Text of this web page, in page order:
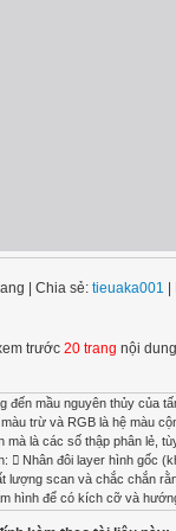
Chia sẻ: tieuaka001
trước 20 trang nội
scan và chắc chắn rằng độ phân giải thích hợp với cách mà bạn sẽ dùng tấm hình.  Chỉnh sửa những vết xước trong quá trình scan những tấm hình bị hư hại.  Cắt một tấm hình để có kích cỡ và hướng thích hợp.  Điều chỉnh độ tương phả và tông màu của bức ảnh.  Loại bỏ những màu không cần thiết.  Điều chỉnh màu và tông màu của một vùng nhất định trong tấm hình để tạo độ bóng, Midtones, Shadow và Desaturate.  Làm rõ toàn bố cục của bức tranh 5. Những điều cần lưu ý khi sử dụng bộ lọc ảnh:  Các filter sẽ áp dụng cho layer đang được chọn và đang hiển thị.  Bộ lọc bạn chọn cuối cùng sẽ xuất hiện trên đỉnh trong các mục của menu filter và có thể sử dụng phím Ctrl+F để lặp lại một hiệu ứng vừa Thực hiện. 74  Các bộ lọc không áp dụng được cho ảnh bitmap-mode, indexed – color hoặc các ảnh có kênh 16 bit.  Một vài bộ lọc chỉ làm việc trên các ảnh ở chế độ màu RGB.  Một vài bộ lọc xử lý trên bộ nhớ RAM.  Các bộ lọc Gaussian Blur, Add Noise, Median, Unsharp mask, High Pass, Dust & Scratches và Gradient Map có thể dùng cho các ảnh có kênh 16 bit.  Trong các loại filter của Photoshop, mỗi loại sẽ tạo ra một ảnh hưởng khác nhau. Một vài loại filter làm việc theo chế độ photoshop phân tích những pixel trên ảnh hay trên vùng chọn và chuyển đổi nó bằng cách tính toán và tạo ra những sự ngẫu nhiên hoặc theo những khuôn mẫu định sẵn. 6. Thuật ngữ Độ phân giải nói đến những Px tạo lên một hình ảnh và những chi tiết của nó. Có 3 loại độ phân giải khác nhau: Độ phân giải hình ảnh được tính bằgn Px per Inch (ppi); độ phân giải màn hình được tính bằng Dots per Inch (dpi) và Độ phân giải in